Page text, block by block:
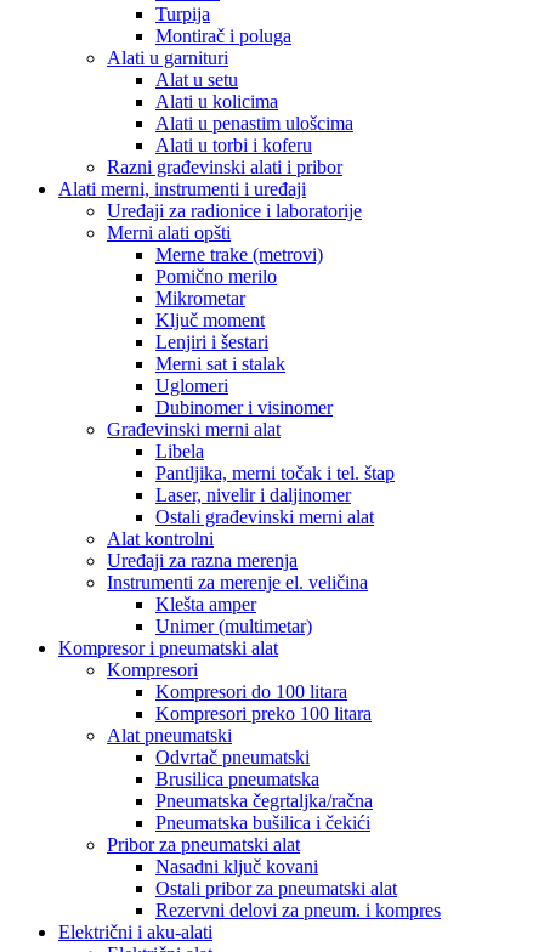
Turpija
Montirač i poluga
Alati u garnituri
Alat u setu
Alati u kolicima
Alati u penastim ulošcima
Alati u torbi i koferu
Razni građevinski alati i pribor
Alati merni, instrumenti i uređaji
Uređaji za radionice i laboratorije
Merni alati opšti
Merne trake (metrovi)
Pomično merilo
Mikrometar
Ključ moment
Lenjiri i šestari
Merni sat i stalak
Uglomeri
Dubinomer i visinomer
Građevinski merni alat
Libela
Pantljika, merni točak i tel. štap
Laser, nivelir i daljinomer
Ostali građevinski merni alat
Alat kontrolni
Uređaji za razna merenja
Instrumenti za merenje el. veličina
Klešta amper
Unimer (multimetar)
Kompresor i pneumatski alat
Kompresori
Kompresori do 100 litara
Kompresori preko 100 litara
Alat pneumatski
Odvrtač pneumatski
Brusilica pneumatska
Pneumatska čegrtaljka/račna
Pneumatska bušilica i čekići
Pribor za pneumatski alat
Nasadni ključ kovani
Ostali pribor za pneumatski alat
Rezervni delovi za pneum. i kompres
Električni i aku-alati